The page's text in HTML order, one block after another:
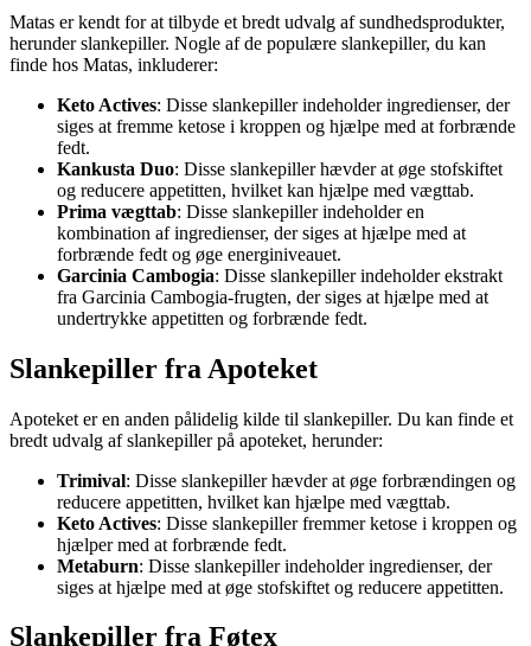
Matas er kendt for at tilbyde et bredt udvalg af sundhedsprodukter,
herunder slankepiller. Nogle af de populære slankepiller, du kan
finde hos Matas, inkluderer:
Keto Actives: Disse slankepiller indeholder ingredienser, der
siges at fremme ketose i kroppen og hjælpe med at forbrænde
fedt.
Kankusta Duo: Disse slankepiller hævder at øge stofskiftet
og reducere appetitten, hvilket kan hjælpe med vægttab.
Prima vægttab: Disse slankepiller indeholder en
kombination af ingredienser, der siges at hjælpe med at
forbrænde fedt og øge energiniveauet.
Garcinia Cambogia: Disse slankepiller indeholder ekstrakt
fra Garcinia Cambogia-frugten, der siges at hjælpe med at
undertrykke appetitten og forbrænde fedt.
Slankepiller fra Apoteket
Apoteket er en anden pålidelig kilde til slankepiller. Du kan finde et
bredt udvalg af slankepiller på apoteket, herunder:
Trimival: Disse slankepiller hævder at øge forbrændingen og
reducere appetitten, hvilket kan hjælpe med vægttab.
Keto Actives: Disse slankepiller fremmer ketose i kroppen og
hjælper med at forbrænde fedt.
Metaburn: Disse slankepiller indeholder ingredienser, der
siges at hjælpe med at øge stofskiftet og reducere appetitten.
Slankepiller fra Føtex